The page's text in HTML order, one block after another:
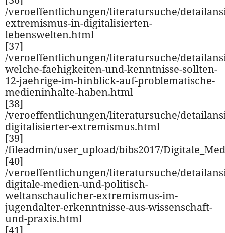
/veroeffentlichungen/literatursuche/
extremismus-in-digitalisierten-
lebenswelten.html
[37]
/veroeffentlichungen/literatursuche/
welche-faehigkeiten-und-kenntnisse-sollten-
12-jaehrige-im-hinblick-auf-problematische-
medieninhalte-haben.html
[38]
/veroeffentlichungen/literatursuche/
digitalisierter-extremismus.html
[39]
/fileadmin/user_upload/bibs2017/
[40]
/veroeffentlichungen/literatursuche/
digitale-medien-und-politisch-
weltanschaulicher-extremismus-im-
jugendalter-erkenntnisse-aus-wissenschaft-
und-praxis.html
[41]